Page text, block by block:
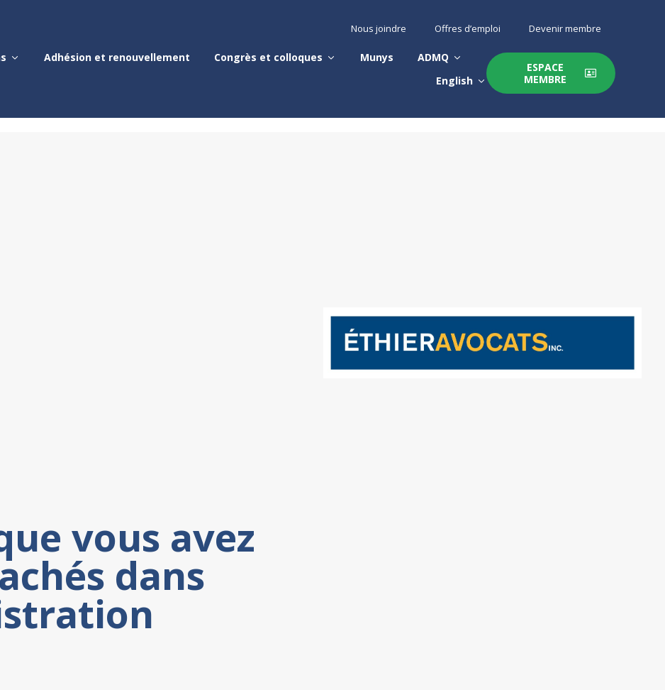
Nous joindre Offres d’emploi Devenir membre
Adhésion et renouvellement Congrès et colloques Munys
ADMQ
English
ESPACE
MEMBRE
vous avez
dans